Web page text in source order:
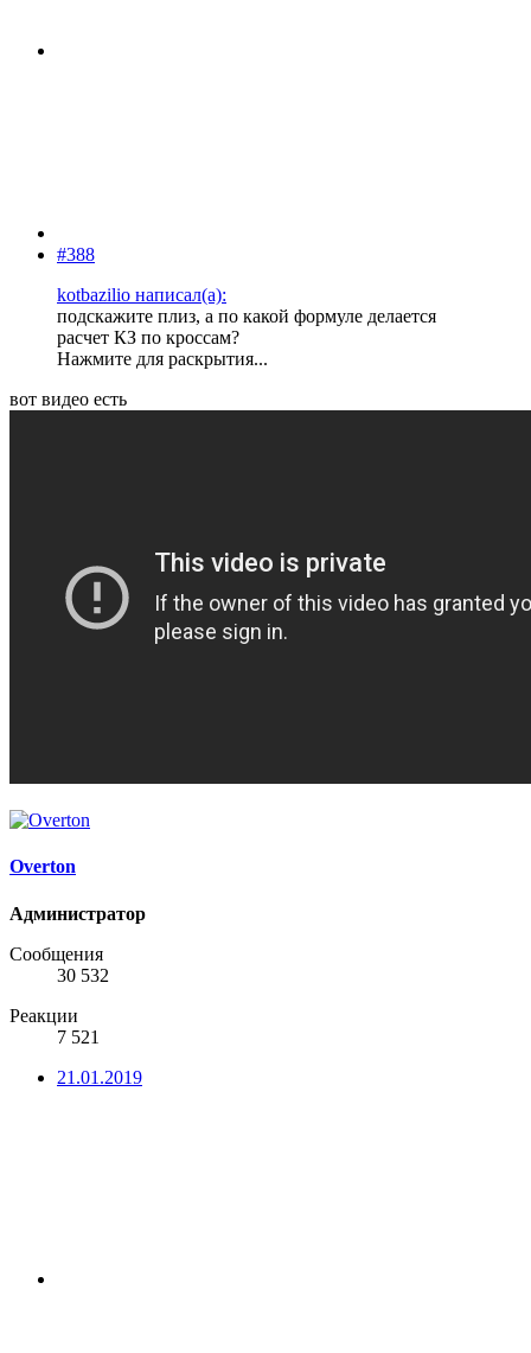
#388
kotbazilio написал(а):
подскажите плиз, а по какой формуле делается
расчет КЗ по кроссам?
Нажмите для раскрытия...
вот видео есть
Overton
Администратор
Сообщения
30 532
Реакции
7 521
21.01.2019